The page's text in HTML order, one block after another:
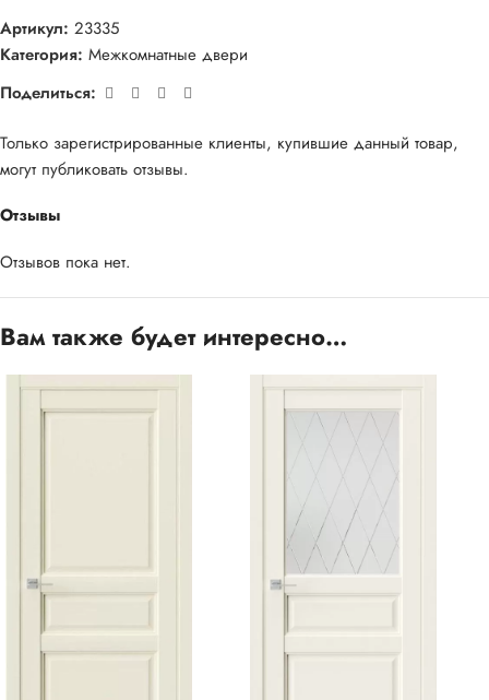
Артикул: 23335
Категория: Межкомнатные двери
Поделиться:
Отзывы
Отзывов пока нет.
Только зарегистрированные клиенты, купившие данный товар,
могут публиковать отзывы.
Вам также будет интересно…